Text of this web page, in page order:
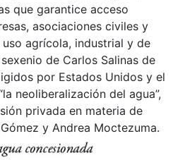
que garantice acceso
asociaciones civiles y
agrícola, industrial y de
de Carlos Salinas de
por Estados Unidos y el
neoliberalización del agua”,
privada en materia de
y Andrea Moctezuma.